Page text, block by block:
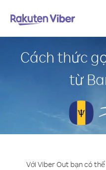
Cách thức
từ
Với Viber Out bạn có